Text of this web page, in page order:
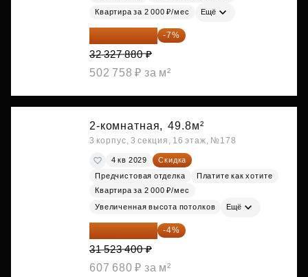
Квартира за 2 000 ₽/мес Ещё
30 064 928 ₽ -7%
32 327 880 ₽
502 758 ₽ за м²
2-комнатная, 49.8м²
3 корпус, 3 секция, 16 этаж, №178
4 кв 2029
Скидка
Предчистовая отделка
Платите как хотите
Квартира за 2 000 ₽/мес
Увеличенная высота потолков Ещё
30 262 464 ₽ -4%
31 523 400 ₽
607 680 ₽ за м²